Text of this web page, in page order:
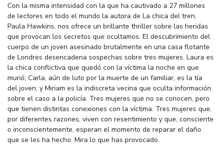
Con la misma intensidad con la que ha cautivado a 27 millones
de lectores en todo el mundo la autora de La chica del tren,
Paula Hawkins, nos ofrece un brillante thriller sobre las heridas
que provocan los secretos que ocultamos. El descubrimiento del
cuerpo de un joven asesinado brutalmente en una casa flotante
de Londres desencadena sospechas sobre tres mujeres. Laura es
la chica conflictiva que quedó con la víctima la noche en que
murió; Carla, aún de luto por la muerte de un familiar, es la tía
del joven; y Miriam es la indiscreta vecina que oculta información
sobre el caso a la policía. Tres mujeres que no se conocen, pero
que tienen distintas conexiones con la víctima. Tres mujeres que,
por diferentes razones, viven con resentimiento y que, consciente
o inconscientemente, esperan el momento de reparar el daño
que se les ha hecho. Mira lo que has provocado.